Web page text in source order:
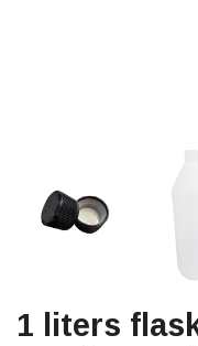
1 liters